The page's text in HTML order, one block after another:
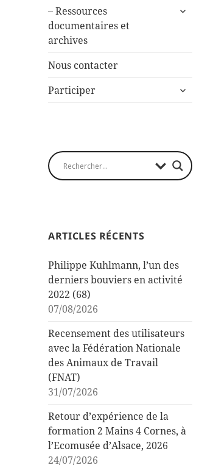
sous-
– Ressources
documentaires et
archives
ouvrir
Nous contacter
Participer
ouvrir
ARTICLES RÉCENTS
Philippe Kuhlmann, l’un des
derniers bouviers en activité
2022 (68)
07/08/2026
Recensement des utilisateurs
avec la Fédération Nationale
des Animaux de Travail
(FNAT)
31/07/2026
Retour d’expérience de la
formation 2 Mains 4 Cornes, à
l’Ecomusée d’Alsace, 2026
24/07/2026